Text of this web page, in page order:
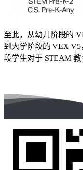
至此，从幼儿阶段的
到大学阶段的 VEX
段学生对于 STEAM 教